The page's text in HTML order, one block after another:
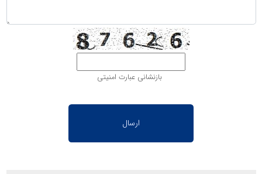
بازنشانی عبارت امنیتی